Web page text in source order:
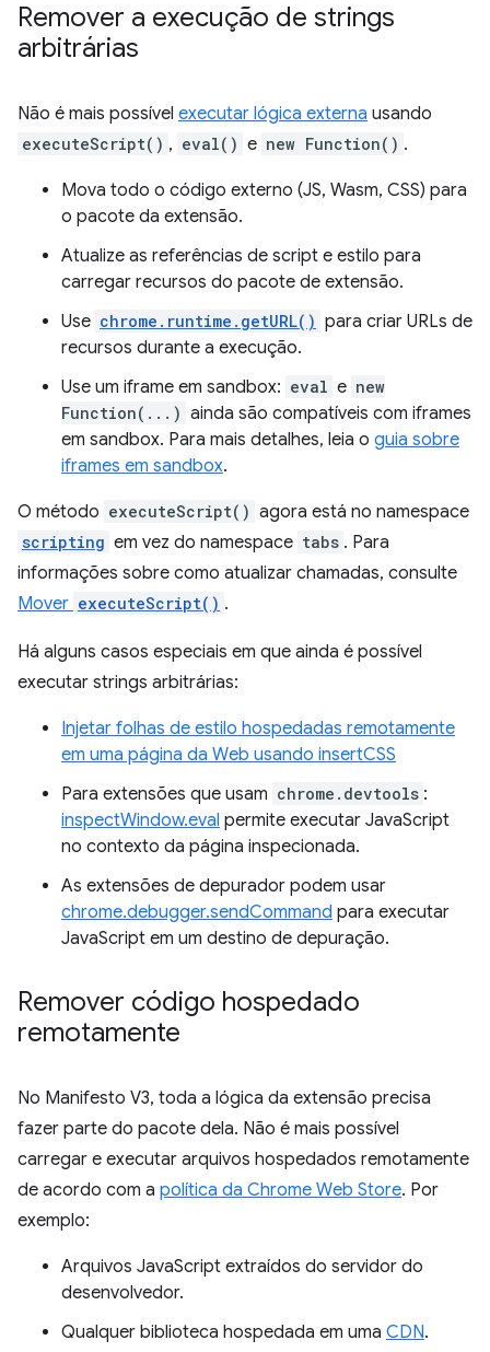
Remover a execução de strings
arbitrárias
Não é mais possível executar lógica externa usando
executeScript() , eval() e new Function() .
Mova todo o código externo (JS, Wasm, CSS) para
o pacote da extensão.
Atualize as referências de script e estilo para
carregar recursos do pacote de extensão.
Use chrome.runtime.getURL() para criar URLs de
recursos durante a execução.
Use um iframe em sandbox: eval e new
Function(...) ainda são compatíveis com iframes
em sandbox. Para mais detalhes, leia o guia sobre
iframes em sandbox.
O método executeScript() agora está no namespace
scripting em vez do namespace tabs . Para
informações sobre como atualizar chamadas, consulte
Mover executeScript() .
Há alguns casos especiais em que ainda é possível
executar strings arbitrárias:
Injetar folhas de estilo hospedadas remotamente
em uma página da Web usando insertCSS
Para extensões que usam chrome.devtools :
inspectWindow.eval permite executar JavaScript
no contexto da página inspecionada.
As extensões de depurador podem usar
chrome.debugger.sendCommand para executar
JavaScript em um destino de depuração.
Remover código hospedado
remotamente
No Manifesto V3, toda a lógica da extensão precisa
fazer parte do pacote dela. Não é mais possível
carregar e executar arquivos hospedados remotamente
de acordo com a política da Chrome Web Store. Por
exemplo:
Arquivos JavaScript extraídos do servidor do
desenvolvedor.
Qualquer biblioteca hospedada em uma CDN.